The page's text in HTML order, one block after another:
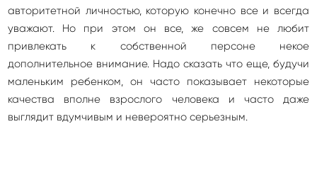
авторитетной личностью, которую конечно все и всегда
уважают. Но при этом он все, же совсем не любит
привлекать к собственной персоне некое
дополнительное внимание. Надо сказать что еще, будучи
маленьким ребенком, он часто показывает некоторые
качества вполне взрослого человека и часто даже
выглядит вдумчивым и невероятно серьезным.